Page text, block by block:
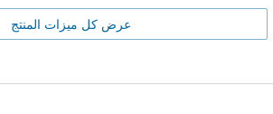
عرض كل ميزات المنتج